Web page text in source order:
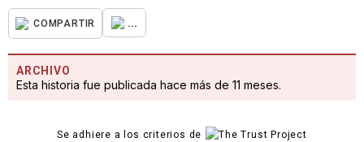
COMPARTIR ...
ARCHIVO
Esta historia fue publicada hace más de 11 meses.
Se adhiere a los criterios de